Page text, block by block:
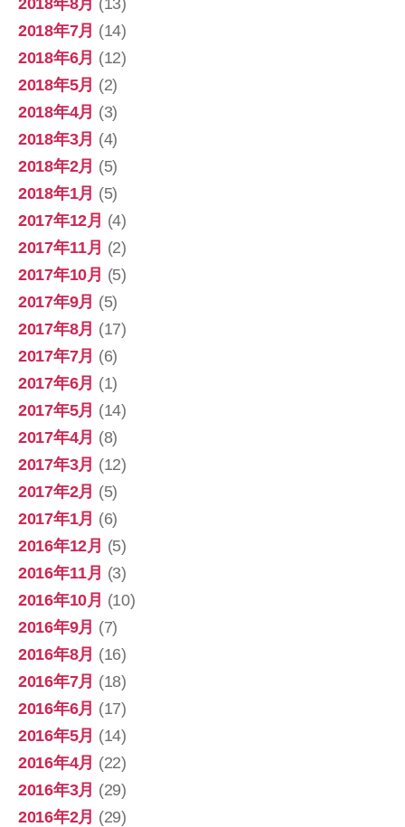
2018年8月 (13)
2018年7月 (14)
2018年6月 (12)
2018年5月 (2)
2018年4月 (3)
2018年3月 (4)
2018年2月 (5)
2018年1月 (5)
2017年12月 (4)
2017年11月 (2)
2017年10月 (5)
2017年9月 (5)
2017年8月 (17)
2017年7月 (6)
2017年6月 (1)
2017年5月 (14)
2017年4月 (8)
2017年3月 (12)
2017年2月 (5)
2017年1月 (6)
2016年12月 (5)
2016年11月 (3)
2016年10月 (10)
2016年9月 (7)
2016年8月 (16)
2016年7月 (18)
2016年6月 (17)
2016年5月 (14)
2016年4月 (22)
2016年3月 (29)
2016年2月 (29)